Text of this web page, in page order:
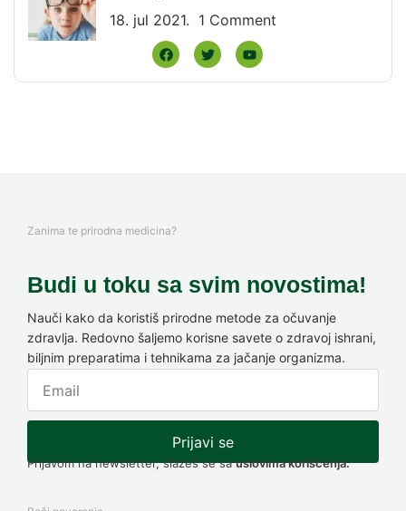
18. jul 2021. 1 Comment
Zanima te prirodna medicina?
Budi u toku sa svim novostima!
Nauči kako da koristiš prirodne metode za očuvanje
zdravlja. Redovno šaljemo korisne savete o zdravoj ishrani,
biljnim preparatima i tehnikama za jačanje organizma.
Prijavi se
Prijavom na newsletter, slažeš se sauslovima korišćenja.